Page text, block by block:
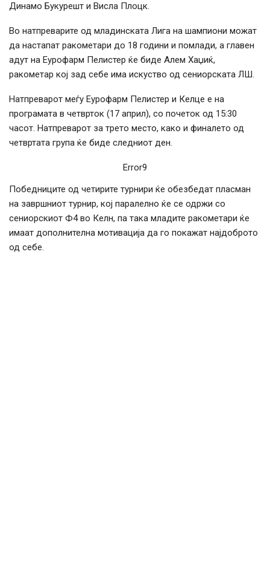
Динамо Букурешт и Висла Плоцк.
Во натпреварите од младинската Лига на шампиони можат
да настапат ракометари до 18 години и помлади, а главен
адут на Еурофарм Пелистер ќе биде Алем Хаџиќ,
ракометар кој зад себе има искуство од сениорската ЛШ.
Натпреварот меѓу Еурофарм Пелистер и Келце е на
програмата в четврток (17 април), со почеток од 15:30
часот. Натпреварот за трето место, како и финалето од
четвртата група ќе биде следниот ден.
Error9
Победниците од четирите турнири ќе обезбедат пласман
на завршниот турнир, кој паралелно ќе се одржи со
сениорскиот Ф4 во Келн, па така младите ракометари ќе
имаат дополнителна мотивација да го покажат најдоброто
од себе.